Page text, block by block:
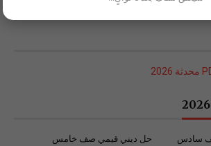
حل ديني قيمي صف خامس
سادس